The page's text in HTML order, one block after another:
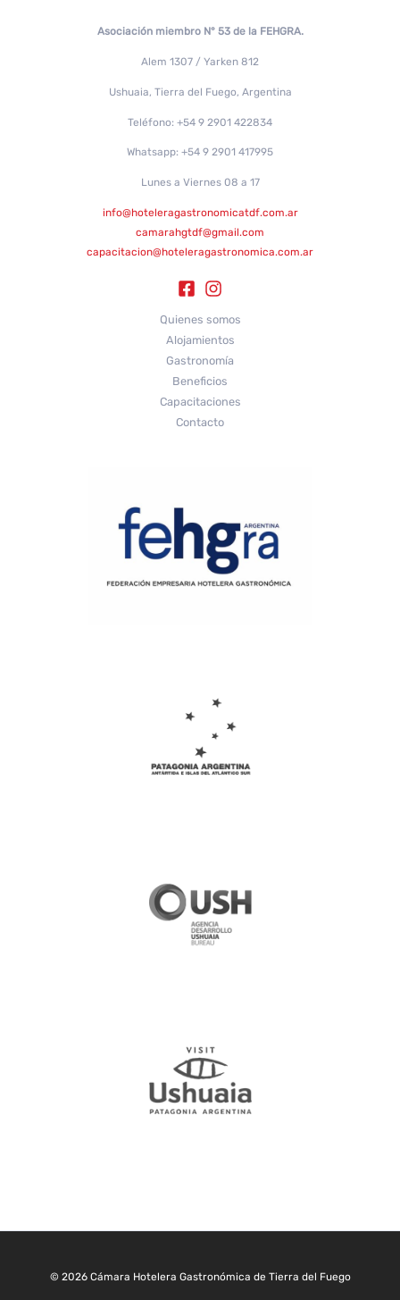
Asociación miembro N° 53 de la FEHGRA.
Alem 1307 / Yarken 812
Ushuaia, Tierra del Fuego, Argentina
Teléfono: +54 9 2901 422834
Whatsapp: +54 9 2901 417995
Lunes a Viernes 08 a 17
info@hoteleragastronomicatdf.com.ar
camarahgtdf@gmail.com
capacitacion@hoteleragastronomica.com.ar
Quienes somos
Alojamientos
Gastronomía
Beneficios
Capacitaciones
Contacto
© 2026 Cámara Hotelera Gastronómica de Tierra del Fuego